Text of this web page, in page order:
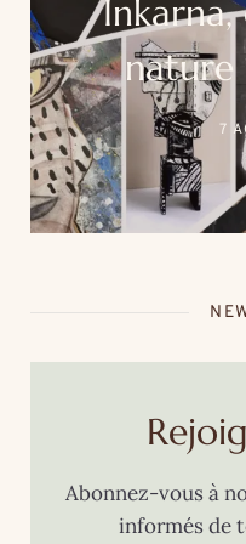
Inkarna,
nature
cœur de
7
Abonnez-vous à
informés de